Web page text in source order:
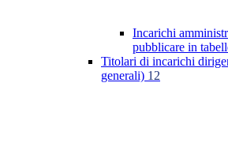
Incarichi
pubblicare in
Titolari di incarichi
generali) 12